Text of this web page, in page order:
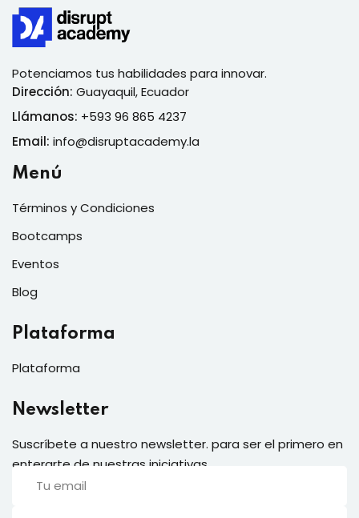
Potenciamos tus habilidades para innovar.
Dirección: Guayaquil, Ecuador
Llámanos: +593 96 865 4237
Email: info@disruptacademy.la
Menú
Términos y Condiciones
Bootcamps
Eventos
Blog
Plataforma
Plataforma
Newsletter
Suscríbete a nuestro newsletter. para ser el primero en
enterarte de nuestras iniciativas.